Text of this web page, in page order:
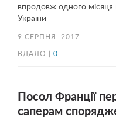
впродовж одного місяця
України
9 СЕРПНЯ, 2017
ВДАЛО | 0
Посол Франції
саперам